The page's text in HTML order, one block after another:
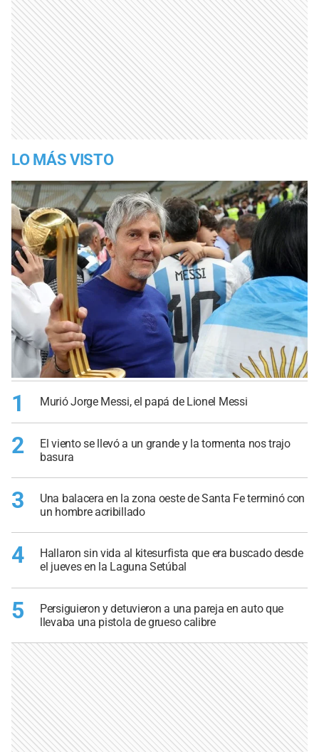
LO MÁS VISTO
1 Murió Jorge Messi, el papá de Lionel Messi
2
El viento se llevó a un grande y la tormenta nos trajo
basura
3
Una balacera en la zona oeste de Santa Fe terminó con
un hombre acribillado
4
Hallaron sin vida al kitesurfista que era buscado desde
el jueves en la Laguna Setúbal
5
Persiguieron y detuvieron a una pareja en auto que
llevaba una pistola de grueso calibre